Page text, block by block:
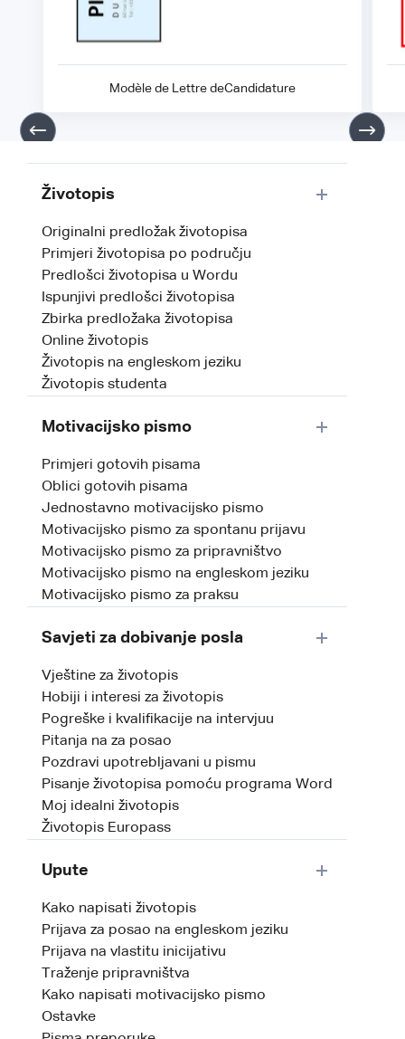
Modèle de Lettre deCandidature
Životopis
Originalni predložak životopisa
Primjeri životopisa po području
Predlošci životopisa u Wordu
Ispunjivi predlošci životopisa
Zbirka predložaka životopisa
Online životopis
Životopis na engleskom jeziku
Životopis studenta
Motivacijsko pismo
Primjeri gotovih pisama
Oblici gotovih pisama
Jednostavno motivacijsko pismo
Motivacijsko pismo za spontanu prijavu
Motivacijsko pismo za pripravništvo
Motivacijsko pismo na engleskom jeziku
Motivacijsko pismo za praksu
Savjeti za dobivanje posla
Vještine za životopis
Hobiji i interesi za životopis
Pogreške i kvalifikacije na intervjuu
Pitanja na za posao
Pozdravi upotrebljavani u pismu
Pisanje životopisa pomoću programa Word
Moj idealni životopis
Životopis Europass
Upute
Kako napisati životopis
Prijava za posao na engleskom jeziku
Prijava na vlastitu inicijativu
Traženje pripravništva
Kako napisati motivacijsko pismo
Ostavke